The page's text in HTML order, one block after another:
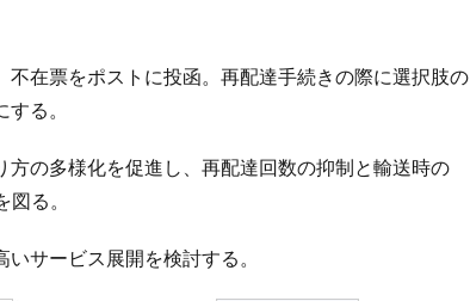
在票をポストに投函。再配達手続きの際に選択肢の
る。
の多様化を促進し、再配達回数の抑制と輸送時の
る。
サービス展開を検討する。